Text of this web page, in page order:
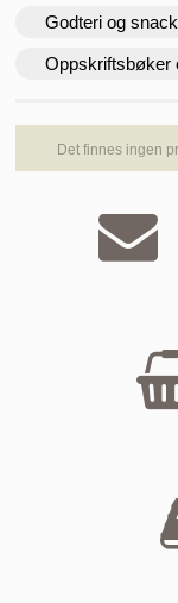
Godteri og
Oppskriftsbøker
Det finnes ingen